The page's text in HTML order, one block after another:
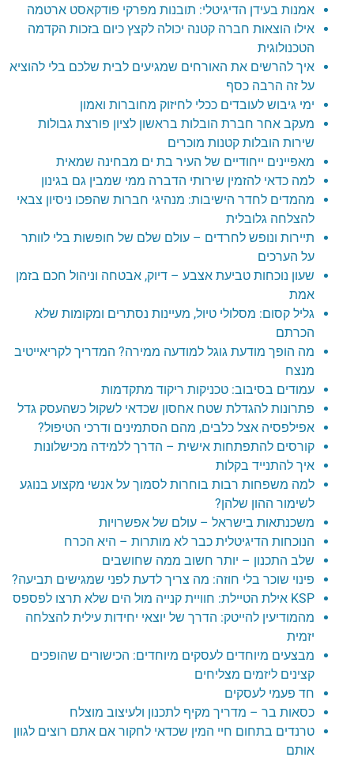
אמנות בעידן הדיגיטלי: תובנות מפרקי פודקאסט ארטמה
אילו הוצאות חברה קטנה יכולה לקצץ כיום בזכות הקדמה
הטכנולוגית
איך להרשים את האורחים שמגיעים לבית שלכם בלי להוציא
על זה הרבה כסף
ימי גיבוש לעובדים ככלי לחיזוק מחוברות ואמון
מעקב אחר חברת הובלות בראשון לציון פורצת גבולות
שירות הובלות קטנות מוכרים
מאפיינים ייחודיים של העיר בת ים מבחינה שמאית
למה כדאי להזמין שירותי הדברה ממי שמבין גם בגינון
מהמדים לחדר הישיבות: מנהיגי חברות שהפכו ניסיון צבאי
להצלחה גלובלית
תיירות ונופש לחרדים – עולם שלם של חופשות בלי לוותר
על הערכים
שעון נוכחות טביעת אצבע – דיוק, אבטחה וניהול חכם בזמן
אמת
גליל קסום: מסלולי טיול, מעיינות נסתרים ומקומות שלא
הכרתם
מה הופך מודעת גוגל למודעה ממירה? המדריך לקריאייטיב
מנצח
עמודים בסיבוב: טכניקות ריקוד מתקדמות
פתרונות להגדלת שטח אחסון שכדאי לשקול כשהעסק גדל
אפילפסיה אצל כלבים, מהם הסתמינים ודרכי הטיפול?
קורסים להתפתחות אישית – הדרך ללמידה מכישלונות
איך להתנייד בקלות
למה משפחות רבות בוחרות לסמוך על אנשי מקצוע בנוגע
לשימור ההון שלהן?
משכנתאות בישראל – עולם של אפשרויות
הנוכחות הדיגיטלית כבר לא מותרות – היא הכרח
שלב התכנון – יותר חשוב ממה שחושבים
פינוי שוכר בלי חוזה: מה צריך לדעת לפני שמגישים תביעה?
KSP אילת הטיילת: חוויית קנייה מול הים שלא תרצו לפספס
מהמודיעין להייטק: הדרך של יוצאי יחידות עילית להצלחה
יזמית
מבצעים מיוחדים לעסקים מיוחדים: הכישורים שהופכים
קצינים ליזמים מצליחים
חד פעמי לעסקים
כסאות בר – מדריך מקיף לתכנון ולעיצוב מוצלח
טרנדים בתחום חיי המין שכדאי לחקור אם אתם רוצים לגוון
אותם